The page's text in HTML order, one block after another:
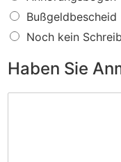
r
s
t
o
ß
w
c
h
e
S
Bußgeldbescheid
Noch kein
Haben Sie